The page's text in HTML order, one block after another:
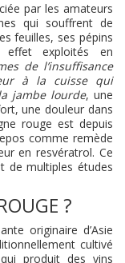
par les amateurs
qui souffrent de
feuilles, ses pépins
exploités en
de l’insuffisance
à la cuisse qui
jambe lourde, une
une douleur dans
rouge est depuis
comme remède
en resvératrol. Ce
de multiples études
?
originaire d’Asie
cultivé
produit des vins